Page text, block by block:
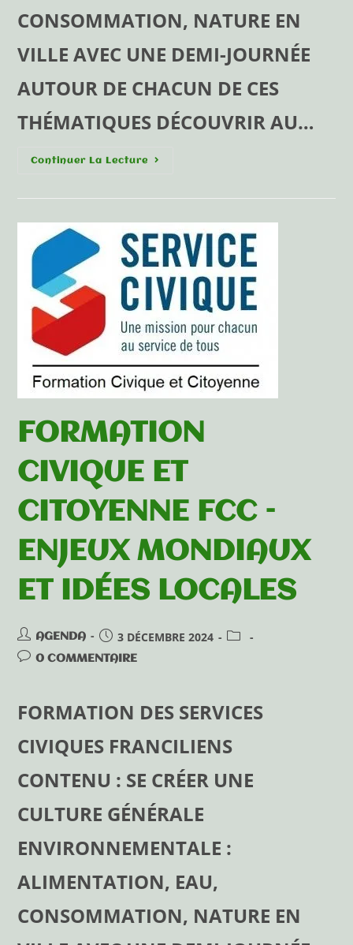
CONSOMMATION, NATURE EN
VILLE AVEC UNE DEMI-JOURNÉE
AUTOUR DE CHACUN DE CES
THÉMATIQUES DÉCOUVRIR AU…
Continuer La Lecture
FORMATION
CIVIQUE ET
CITOYENNE FCC –
ENJEUX MONDIAUX
ET IDÉES LOCALES
AGENDA 3 DÉCEMBRE 2024
0 COMMENTAIRE
FORMATION DES SERVICES
CIVIQUES FRANCILIENS
CONTENU : SE CRÉER UNE
CULTURE GÉNÉRALE
ENVIRONNEMENTALE :
ALIMENTATION, EAU,
CONSOMMATION, NATURE EN